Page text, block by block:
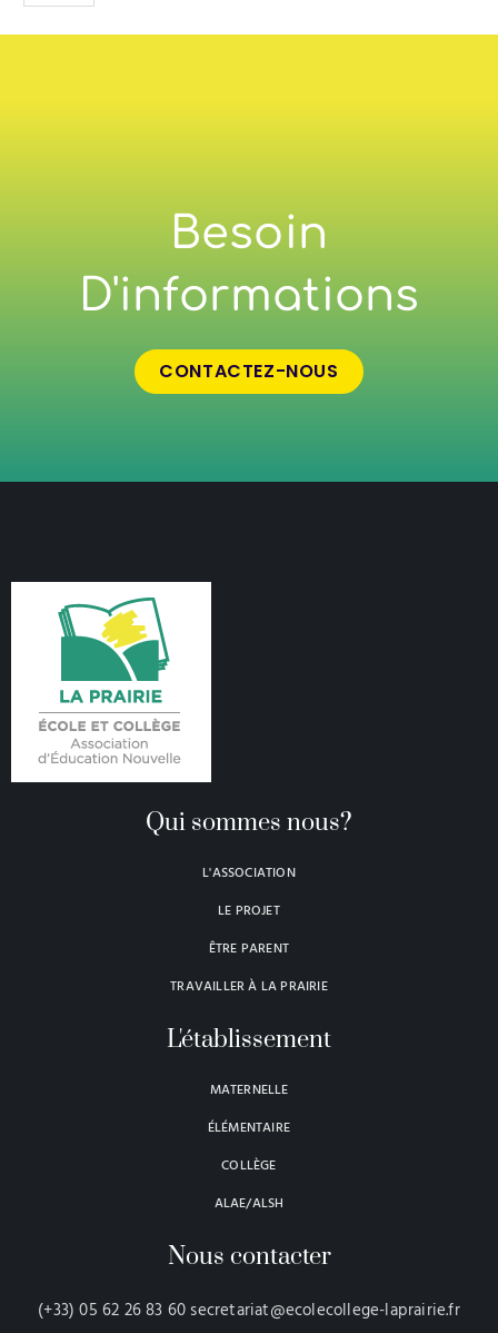
Besoin
D'informations
CONTACTEZ-NOUS
Qui sommes nous?
L'ASSOCIATION
LE PROJET
ÊTRE PARENT
TRAVAILLER À LA PRAIRIE
L'établissement
MATERNELLE
ÉLÉMENTAIRE
COLLÈGE
ALAE/ALSH
Nous contacter
(+33) 05 62 26 83 60 secretariat@ecolecollege-laprairie.fr